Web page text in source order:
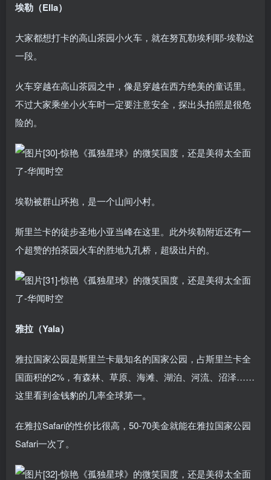
埃勒（Ella）
大家都想打卡的高山茶园小火车，就在努瓦勒埃利耶-埃勒这
一段。
火车穿越在高山茶园之中，像是穿越在西方绝美的童话里。
不过大家乘坐小火车时一定要注意安全，探出头拍照是很危
险的。
埃勒被群山环抱，是一个山间小村。
斯里兰卡的徒步圣地小亚当峰在这里。此外埃勒附近还有一
个超赞的拍茶园火车的胜地九孔桥，超级出片的。
雅拉（Yala）
雅拉国家公园是斯里兰卡最知名的国家公园，占斯里兰卡全
国面积的2%，有森林、草原、海滩、湖泊、河流、沼泽……
这里看到金钱豹的几率全球第一。
在雅拉Safari的性价比很高，50-70美金就能在雅拉国家公园
Safari一次了。